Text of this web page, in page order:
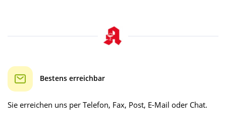
Bestens erreichbar
Sie erreichen uns per Telefon, Fax, Post, E-Mail oder Chat.